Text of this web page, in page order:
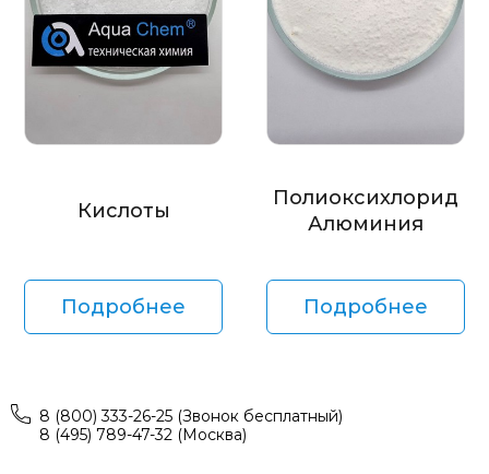
Кислоты
Подробнее
Полиоксихлорид
Алюминия
Подробнее
8 (800) 333-26-25 (Звонок бесплатный)
8 (495) 789-47-32 (Москва)